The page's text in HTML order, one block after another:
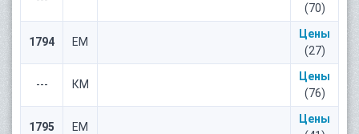
(70)
1794 ЕМ
Цены
(27)
--- КМ
Цены
(76)
1795 ЕМ
Цены